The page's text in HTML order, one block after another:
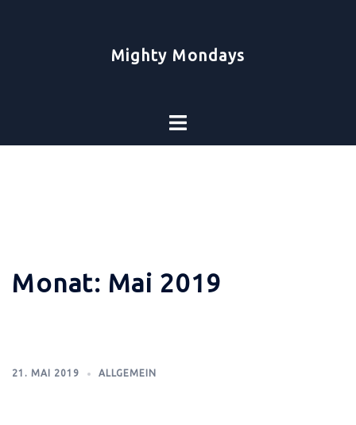
Mighty Mondays
Toggle
Monat: Mai 2019
21. MAI 2019 ALLGEMEIN